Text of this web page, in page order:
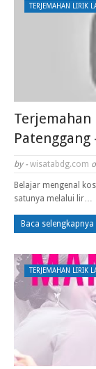
TERJEMAHAN LIRIK
Terjemahan
by - wisatabdg.com
Belajar mengenal
satunya melalui lir…
Baca selengkapnya
TERJEMAHAN LIRIK